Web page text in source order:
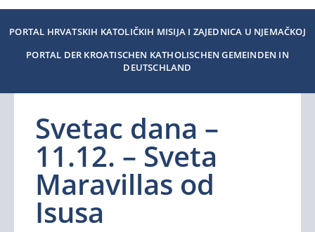
PORTAL HRVATSKIH KATOLIČKIH MISIJA I ZAJEDNICA U NJEMAČKOJ
PORTAL DER KROATISCHEN KATHOLISCHEN GEMEINDEN IN
DEUTSCHLAND
Svetac dana –
11.12. – Sveta
Maravillas od
Isusa